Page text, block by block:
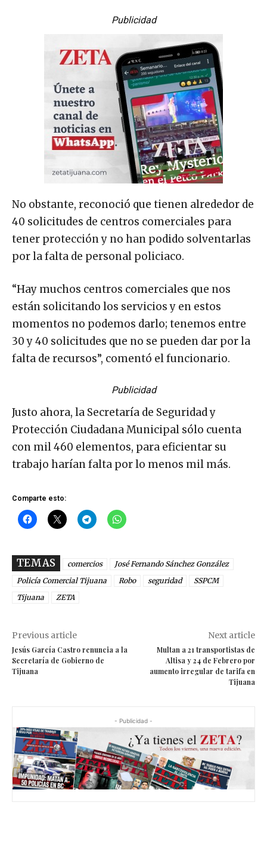
Publicidad
No obstante, reconoció que tienen alrededor de
40 solicitudes de centros comerciales para
tener protección y no han podido solventarlas
por la falta de personal policiaco.
“Hay muchos centros comerciales que nos
están solicitando los servicios y en estos
momentos no podemos darlo; tenemos entre
30 y 40 solicitudes que no se pueden dar por la
falta de recursos”, comentó el funcionario.
Publicidad
Justo ahora, la Secretaría de Seguridad y
Protección Ciudadana Municipal sólo cuenta
con mil 460 elementos, para eficientar su
trabajo harían falta por lo menos mil más.
Comparte esto:
TEMAS comercios
José Fernando Sánchez González
Policía Comercial Tijuana
Robo seguridad
SSPCM
Tijuana
ZETA
Previous article
Jesús García Castro renuncia a la
Secretaría de Gobierno de
Tijuana
Next article
Multan a 21 transportistas de
Altisa y 24 de Febrero por
aumento irregular de tarifa en
Tijuana
- Publicidad -